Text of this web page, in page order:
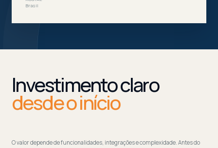
Brasil
Investimento claro
desde o início
O valor depende de funcionalidades, integrações e complexidade. Antes do